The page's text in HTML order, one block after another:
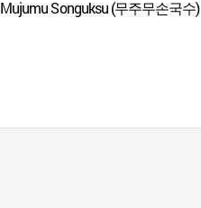
Mujumu Songuksu (무주무손국수)